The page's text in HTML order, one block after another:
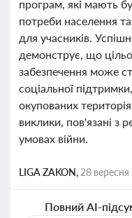
програм, які мають
потреби населення
для учасників.
демонструє, що
забезпечення може
соціальної
окупованих
виклики, пов'язані з
умовах війни.
LIGA ZAKON, 28
Повний AI-